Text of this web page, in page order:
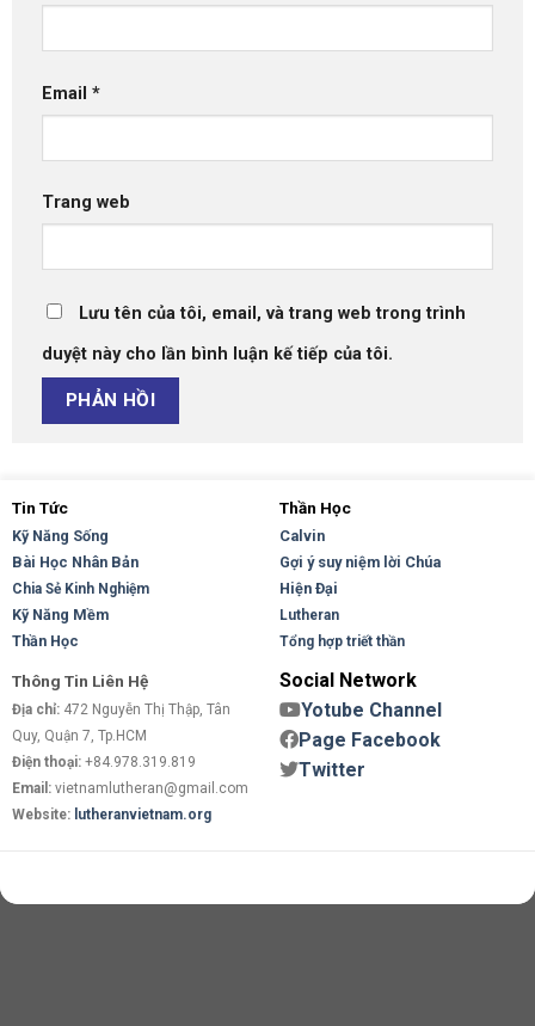
Email *
Trang web
Lưu tên của tôi, email, và trang web trong trình
duyệt này cho lần bình luận kế tiếp của tôi.
Tin Tức
Kỹ Năng Sống
Bài Học Nhân Bản
Chia Sẻ Kinh Nghiệm
Kỹ Năng Mềm
Thần Học
Thần Học
Calvin
Gợi ý suy niệm lời Chúa
Hiện Đại
Lutheran
Tổng hợp triết thần
Thông Tin Liên Hệ
Địa chỉ: 472 Nguyễn Thị Thập, Tân
Quy, Quận 7, Tp.HCM
Điện thoại: +84.978.319.819
Email: vietnamlutheran@gmail.com
Website: lutheranvietnam.org
Social Network
Yotube Channel
Page Facebook
Twitter